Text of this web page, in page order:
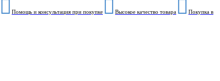
Помощь и консультация при покупке Высокое качество товара
Покупка в